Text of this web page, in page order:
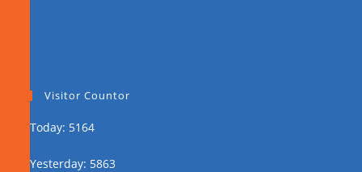
Visitor Countor
Today: 5164
Yesterday: 5863